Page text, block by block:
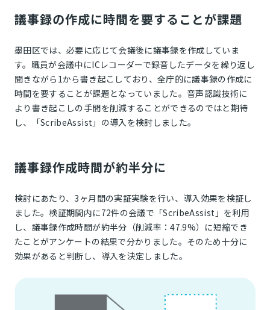
議事録の作成に時間を要することが課題
墨田区では、必要に応じて会議後に議事録を作成していま
す。職員が会議中にICレコーダーで録音したデータを繰り返し
聞きながら1から書き起こしており、全庁的に議事録の作成に
時間を要することが課題となっていました。音声認識技術に
より書き起こしの手間を削減することができるのではと期待
し、「ScribeAssist」の導入を検討しました。
議事録作成時間が約半分に
検討にあたり、3ヶ月間の実証実験を行い、導入効果を検証し
ました。検証期間内に72件の会議で「ScribeAssist」を利用
し、議事録作成時間が約半分（削減率：47.9%）に短縮でき
たことがアンケートの結果で分かりました。そのため十分に
効果があると判断し、導入を決定しました。